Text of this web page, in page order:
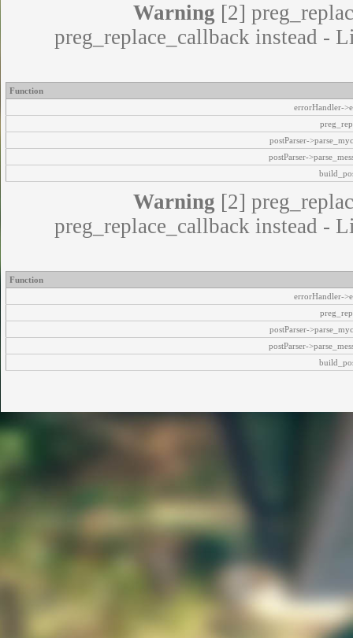
Warning [2]
preg_replace_callback instead -
Function
errorHandler-
postParser-
postParser-
Warning [2]
preg_replace_callback instead -
Function
errorHandler-
postParser-
postParser-